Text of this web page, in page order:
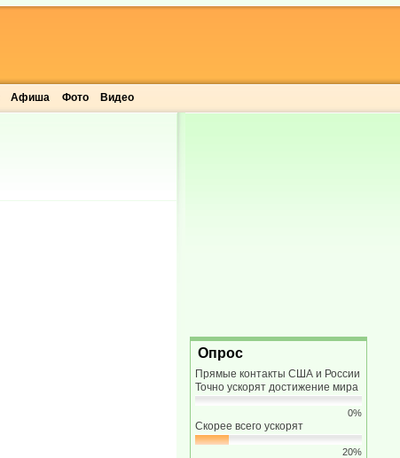
Афиша Фото Видео
Опрос
Прямые контакты США и России
Точно ускорят достижение мира
0%
Скорее всего ускорят
20%